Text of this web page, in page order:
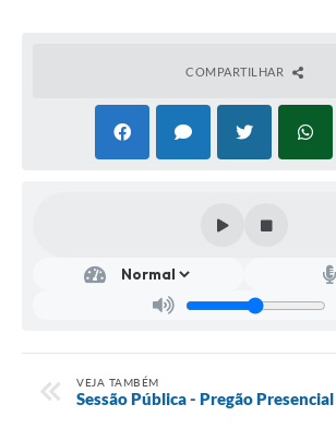
COMPARTILHAR
VEJA TAMBÉM
Sessão Pública - Pregão